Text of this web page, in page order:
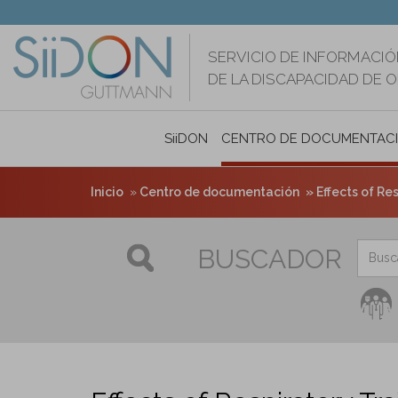
contenido
principal
SERVICIO DE
DE LA DISCAPACIDAD DE
SiiDON CENTRO DE
Inicio Centro de documentación Effects of
BUSCADOR